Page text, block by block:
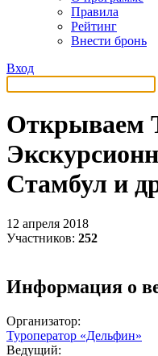
Правила
Рейтинг
Внести бронь
Вход
Открываем
Стамбул и
12 апреля 2018
Участников: 252
Информация о
Организатор:
Туроператор «Дельфин»
Ведущий: